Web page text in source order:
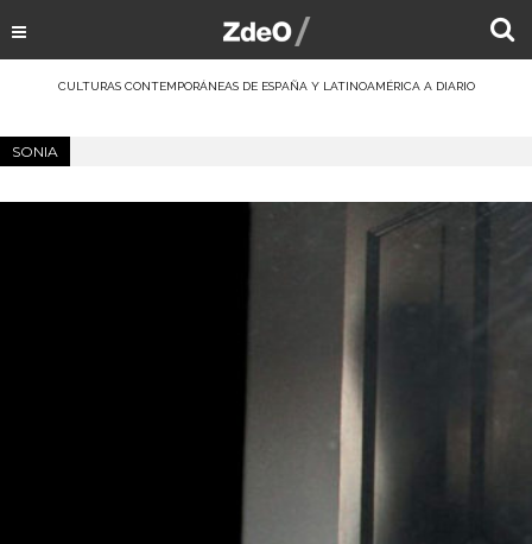
CULTURAS CONTEMPORÁNEAS DE ESPAÑA Y LATINOAMÉRICA A DIARIO
SONIA